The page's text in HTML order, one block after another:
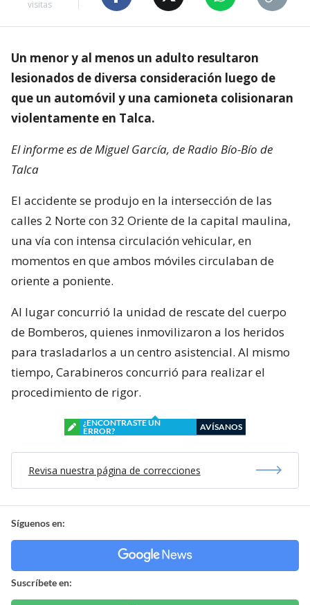
visitas
Un menor y al menos un adulto resultaron
lesionados de diversa consideración luego de
que un automóvil y una camioneta colisionaran
violentamente en Talca.
El informe es de Miguel García, de Radio Bío-Bío de
Talca
El accidente se produjo en la intersección de las
calles 2 Norte con 32 Oriente de la capital maulina,
una vía con intensa circulación vehicular, en
momentos en que ambos móviles circulaban de
oriente a poniente.
Al lugar concurrió la unidad de rescate del cuerpo
de Bomberos, quienes inmovilizaron a los heridos
para trasladarlos a un centro asistencial. Al mismo
tiempo, Carabineros concurrió para realizar el
procedimiento de rigor.
¿ENCONTRASTE UN
ERROR?
AVÍSANOS
Revisa nuestra página de correcciones
Síguenos en:
Suscríbete en: